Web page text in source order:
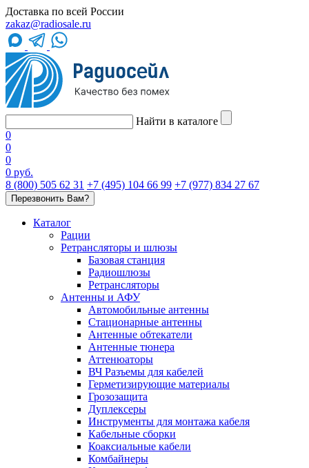
Доставка по всей России
zakaz@radiosale.ru
Найти в каталоге
0
0
0
0 руб.
8 (800) 505 62 31 +7 (495) 104 66 99 +7 (977) 834 27 67
Перезвонить Вам?
Каталог
Рации
Ретрансляторы и шлюзы
Базовая станция
Радиошлюзы
Ретрансляторы
Антенны и АФУ
Автомобильные антенны
Стационарные антенны
Антенные обтекатели
Антенные тюнера
Аттенюаторы
ВЧ Разъемы для кабелей
Герметизирующие материалы
Грозозащита
Дуплексеры
Инструменты для монтажа кабеля
Кабельные сборки
Коаксиальные кабели
Комбайнеры